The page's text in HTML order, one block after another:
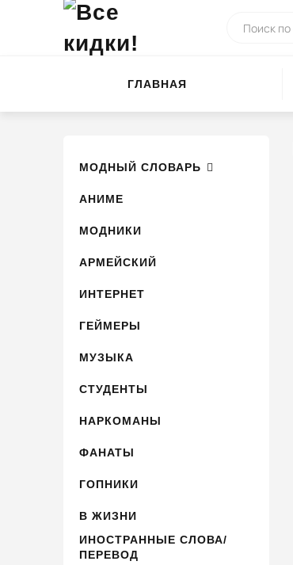
ГЛАВНАЯ
МОДНЫЙ СЛОВАРЬ
АНИМЕ
МОДНИКИ
АРМЕЙСКИЙ
ИНТЕРНЕТ
ГЕЙМЕРЫ
МУЗЫКА
СТУДЕНТЫ
НАРКОМАНЫ
ФАНАТЫ
ГОПНИКИ
В ЖИЗНИ
ИНОСТРАННЫЕ СЛОВА/
ПЕРЕВОД